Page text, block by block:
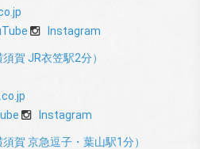
Instagram
賀 JR衣笠駅2分）
Instagram
賀 京急逗子・葉山駅1分）